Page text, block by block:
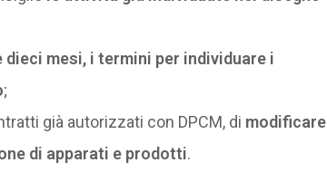
mesi, i termini per individuare i
;
già autorizzati con DPCM, di modificare
di apparati e prodotti.